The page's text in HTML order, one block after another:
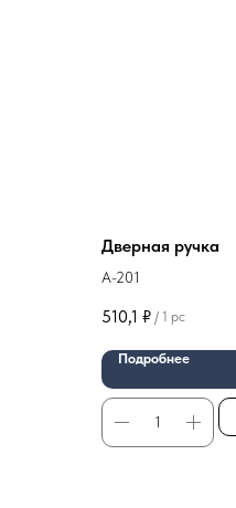
Дверная ручка
A-201
510,1 ₽ / 1 pc
Подробнее